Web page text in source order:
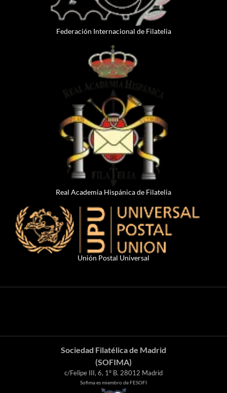
Federación Internacional de Filatelia
Real Academia Hispánica de Filatelia
Unión Postal Universal
Sociedad Filatélica de Madrid
(SOFIMA)
c/Felipe III, 6, 1º B. 28012 Madrid
Sofima es miembro de FESOFI